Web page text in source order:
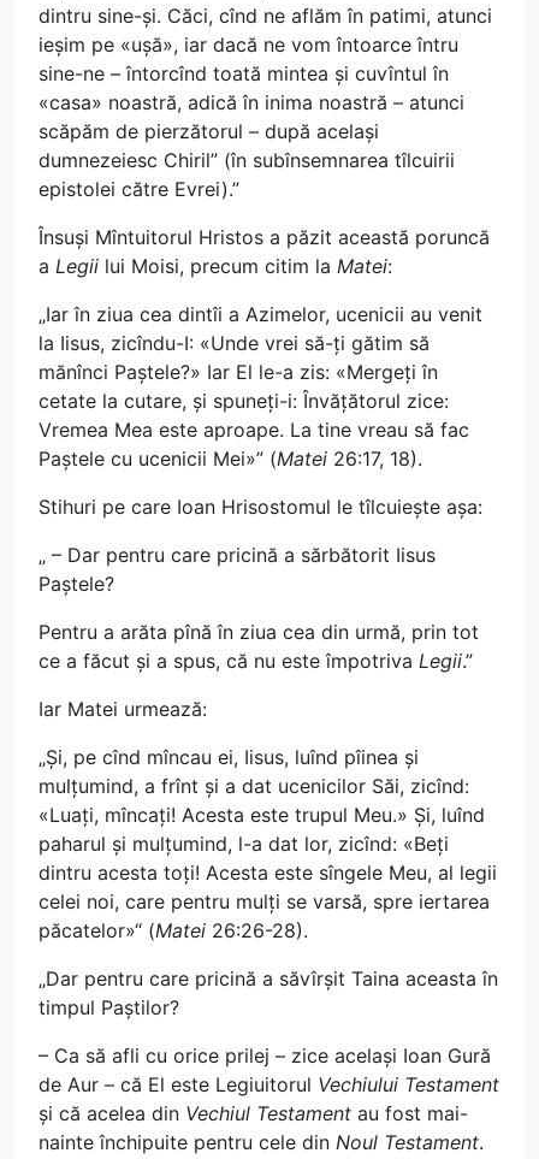
dintru sine-și. Căci, cînd ne aflăm în patimi, atunci
ieșim pe «ușă», iar dacă ne vom întoarce întru
sine-ne – întorcînd toată mintea și cuvîntul în
«casa» noastră, adică în inima noastră – atunci
scăpăm de pierzătorul – după același
dumnezeiesc Chiril” (în subînsemnarea tîlcuirii
epistolei către Evrei).”
Însuși Mîntuitorul Hristos a păzit această poruncă
a Legii lui Moisi, precum citim la Matei:
„Iar în ziua cea dintîi a Azimelor, ucenicii au venit
la Iisus, zicîndu-I: «Unde vrei să-ți gătim să
mănînci Paștele?» Iar El le-a zis: «Mergeți în
cetate la cutare, și spuneți-i: Învățătorul zice:
Vremea Mea este aproape. La tine vreau să fac
Paștele cu ucenicii Mei»” (Matei 26:17, 18).
Stihuri pe care Ioan Hrisostomul le tîlcuiește așa:
„ – Dar pentru care pricină a sărbătorit Iisus
Paștele?
Pentru a arăta pînă în ziua cea din urmă, prin tot
ce a făcut și a spus, că nu este împotriva Legii.”
Iar Matei urmează:
„Și, pe cînd mîncau ei, Iisus, luînd pîinea și
mulțumind, a frînt și a dat ucenicilor Săi, zicînd:
«Luați, mîncați! Acesta este trupul Meu.» Și, luînd
paharul și mulțumind, l-a dat lor, zicînd: «Beți
dintru acesta toți! Acesta este sîngele Meu, al legii
celei noi, care pentru mulți se varsă, spre iertarea
păcatelor»“ (Matei 26:26-28).
„Dar pentru care pricină a săvîrșit Taina aceasta în
timpul Paștilor?
– Ca să afli cu orice prilej – zice același Ioan Gură
de Aur – că El este Legiuitorul Vechiului Testament
și că acelea din Vechiul Testament au fost mai-
nainte închipuite pentru cele din Noul Testament.